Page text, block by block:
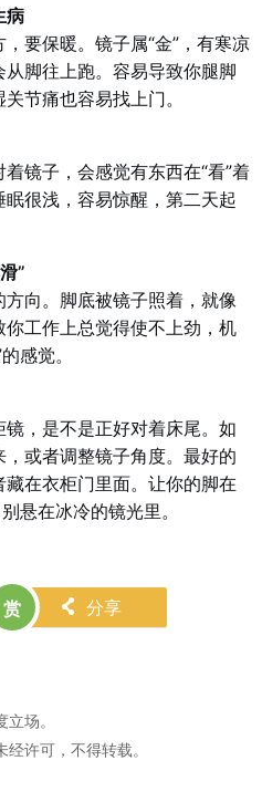
病
要保暖。镜子属“金”，有寒凉
脚往上跑。容易导致你腿脚
节痛也容易找上门。
镜子，会感觉有东西在“看”着
很浅，容易惊醒，第二天起
”
向。脚底被镜子照着，就像
工作上总觉得使不上劲，机
感觉。
，是不是正好对着床尾。如
或者调整镜子角度。最好的
在衣柜门里面。让你的脚在
悬在冰冷的镜光里。
赏 󰄯 分享
场。
许可，不得转载。